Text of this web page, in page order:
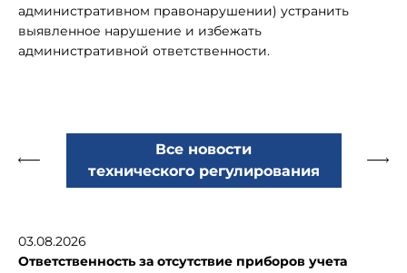
административном правонарушении) устранить
выявленное нарушение и избежать
административной ответственности.
Все новости
технического регулирования
03.08.2026
Ответственность за отсутствие приборов учета